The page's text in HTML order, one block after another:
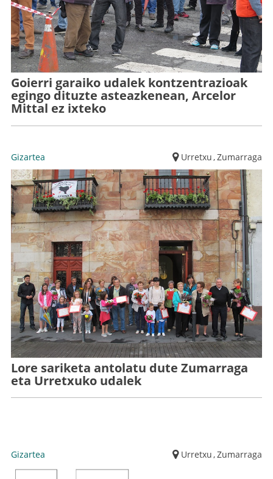
Goierri garaiko udalek kontzentrazioak
egingo dituzte asteazkenean, Arcelor
Mittal ez ixteko
Gizartea Urretxu,Zumarraga
Lore sariketa antolatu dute Zumarraga
eta Urretxuko udalek
Gizartea Urretxu,Zumarraga